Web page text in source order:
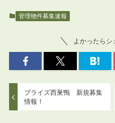
管理物件募集速報
よかったらシ
ブライズ西巣鴨 新規募集
情報！